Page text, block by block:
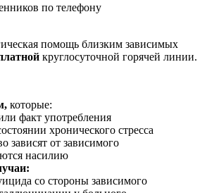
по телефону
помощь близким зависимых
круглосуточной горячей линии.
которые:
факт употребления
хронического стресса
зависят от зависимого
насилию
со стороны зависимого